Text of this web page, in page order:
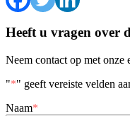
Heeft u vragen over
Neem contact op met
"*" geeft vereiste velden
Naam*